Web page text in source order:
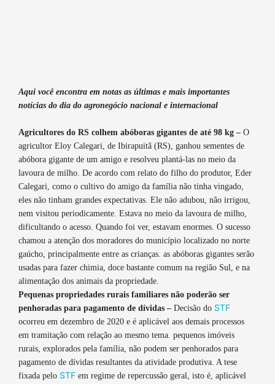
Aqui você encontra em notas as últimas e mais importantes
notícias do dia do agronegócio nacional e internacional
Agricultores do RS colhem abóboras gigantes de até 98 kg – O
agricultor Eloy Calegari, de Ibirapuitã (RS), ganhou sementes de
abóbora gigante de um amigo e resolveu plantá-las no meio da
lavoura de milho. De acordo com relato do filho do produtor, Eder
Calegari, como o cultivo do amigo da família não tinha vingado,
eles não tinham grandes expectativas. Ele não adubou, não irrigou,
nem visitou periodicamente. Estava no meio da lavoura de milho,
dificultando o acesso. Quando foi ver, estavam enormes. O sucesso
chamou a atenção dos moradores do município localizado no norte
gaúcho, principalmente entre as crianças. as abóboras gigantes serão
usadas para fazer chimia, doce bastante comum na região Sul, e na
alimentação dos animais da propriedade.
Pequenas propriedades rurais familiares não poderão ser
penhoradas para pagamento de dívidas – Decisão do STF
ocorreu em dezembro de 2020 e é aplicável aos demais processos
em tramitação com relação ao mesmo tema. pequenos imóveis
rurais, explorados pela família, não podem ser penhorados para
pagamento de dívidas resultantes da atividade produtiva. A tese
fixada pelo STF em regime de repercussão geral, isto é, aplicável